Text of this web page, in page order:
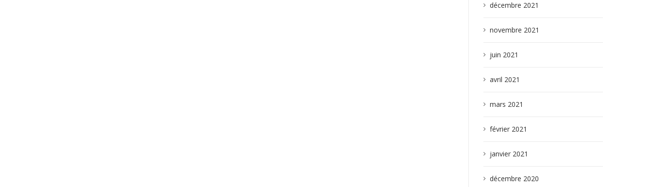
décembre 2021
novembre 2021
juin 2021
avril 2021
mars 2021
février 2021
janvier 2021
décembre 2020